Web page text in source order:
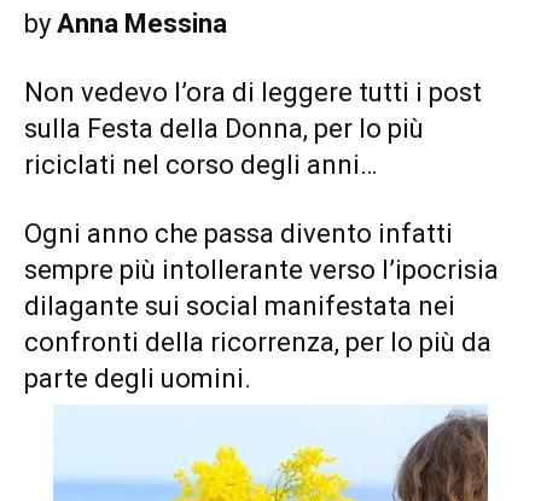
by Anna Messina
Non vedevo l’ora di leggere tutti i post
sulla Festa della Donna, per lo più
riciclati nel corso degli anni…
Ogni anno che passa divento infatti
sempre più intollerante verso l’ipocrisia
dilagante sui social manifestata nei
confronti della ricorrenza, per lo più da
parte degli uomini.